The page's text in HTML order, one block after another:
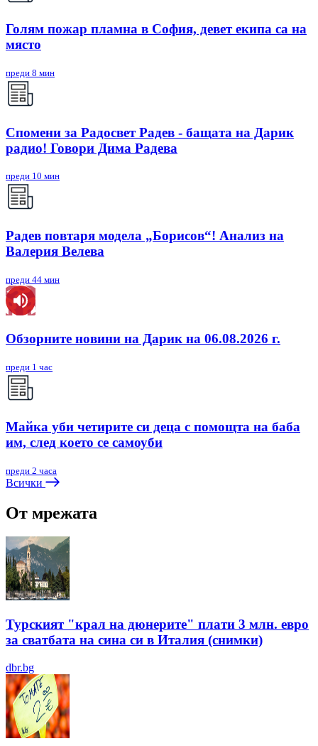
Голям пожар пламна в София, девет екипа са на
място
преди 8 мин
Спомени за Радосвет Радев - бащата на Дарик
радио! Говори Дима Радева
преди 10 мин
Радев повтаря модела „Борисов“! Анализ на
Валерия Велева
преди 44 мин
Обзорните новини на Дарик на 06.08.2026 г.
преди 1 час
Майка уби четирите си деца с помощта на баба
им, след което се самоуби
преди 2 часа
Всички
От мрежата
Турският "крал на дюнерите" плати 3 млн. евро
за сватбата на сина си в Италия (снимки)
dbr.bg